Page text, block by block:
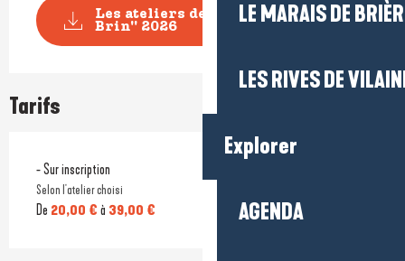
LE MARAIS DE
LES RIVES DE
Explorer
AGENDA
Les ateliers de tissage "Tisse-
Brin" 2026
Tarifs
- Sur inscription
Selon l'atelier choisi
De 20,00 € à 39,00 €